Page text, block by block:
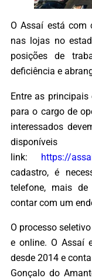
O Assaí está com
nas lojas no
posições de
deficiência e
Entre as
para o cargo de
interessados
link: https://
cadastro, é
telefone, mais
contar com um
O processo
e online. O Assaí
desde 2014 e
Gonçalo do